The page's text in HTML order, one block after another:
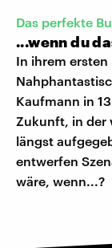
Das perfekte
...wenn du
In ihrem ersten
Kaufmann in
Zukunft, in der
längst
entwerfen
wäre, wenn...?